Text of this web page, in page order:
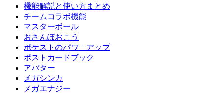
機能解説と使い方まとめ
チームコラボ機能
マスターボール
おさんぽおこう
ポケストのパワーアップ
ポストカードブック
アバター
メガシンカ
メガエナジー